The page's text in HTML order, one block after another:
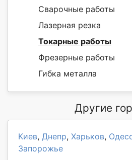
Сварочные работы
Лазерная резка
Токарные работы
Фрезерные работы
Гибка металла
Другие
Киев, Днепр, Харьков,
Запорожье